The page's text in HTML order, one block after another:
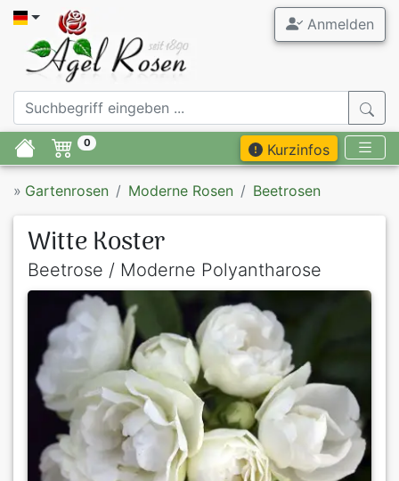
Anmelden
0 Kurzinfos
» Gartenrosen Moderne Rosen Beetrosen
Witte Koster
Beetrose / Moderne Polyantharose